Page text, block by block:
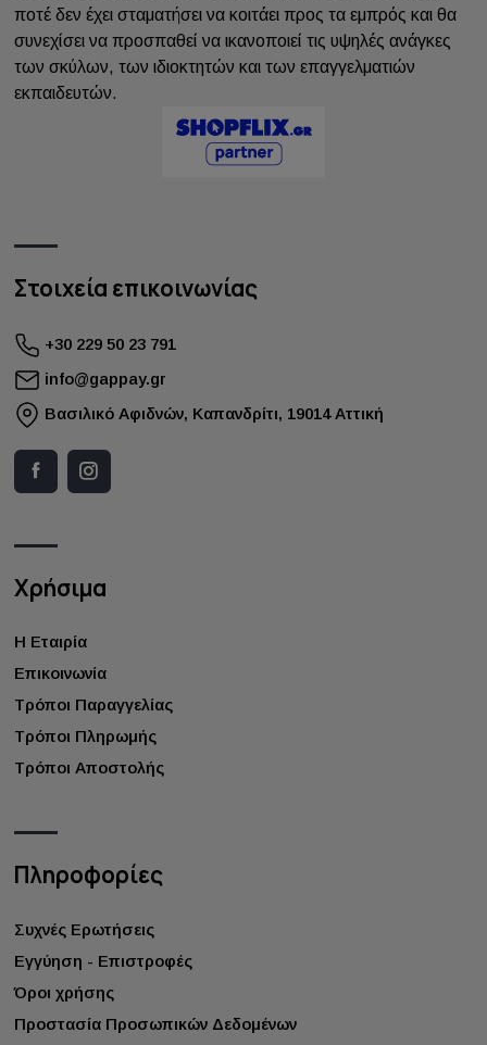
ποτέ δεν έχει σταματήσει να κοιτάει προς τα εμπρός και θα
συνεχίσει να προσπαθεί να ικανοποιεί τις υψηλές ανάγκες
των σκύλων, των ιδιοκτητών και των επαγγελματιών
εκπαιδευτών.
Στοιχεία επικοινωνίας
+30 229 50 23 791
info@gappay.gr
Bασιλικό Αφιδνών, Καπανδρίτι, 19014 Αττική
Χρήσιμα
Η Εταιρία
Επικοινωνία
Τρόποι Παραγγελίας
Τρόποι Πληρωμής
Τρόποι Αποστολής
Πληροφορίες
Συχνές Ερωτήσεις
Εγγύηση - Επιστροφές
Όροι χρήσης
Προστασία Προσωπικών Δεδομένων